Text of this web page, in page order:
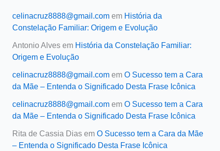
celinacruz8888@gmail.comem História da
Constelação Familiar: Origem e Evolução
Antonio Alvesem História da Constelação Familiar:
Origem e Evolução
celinacruz8888@gmail.comem O Sucesso tem a Cara
da Mãe – Entenda o Significado Desta Frase Icônica
celinacruz8888@gmail.comem O Sucesso tem a Cara
da Mãe – Entenda o Significado Desta Frase Icônica
Rita de Cassia Diasem O Sucesso tem a Cara da Mãe
– Entenda o Significado Desta Frase Icônica